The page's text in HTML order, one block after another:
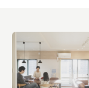
ら...
ひご参考